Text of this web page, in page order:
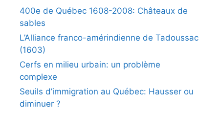
400e de Québec 1608-2008: Châteaux de
sables
L’Alliance franco-amérindienne de Tadoussac
(1603)
Cerfs en milieu urbain: un problème
complexe
Seuils d’immigration au Québec: Hausser ou
diminuer ?